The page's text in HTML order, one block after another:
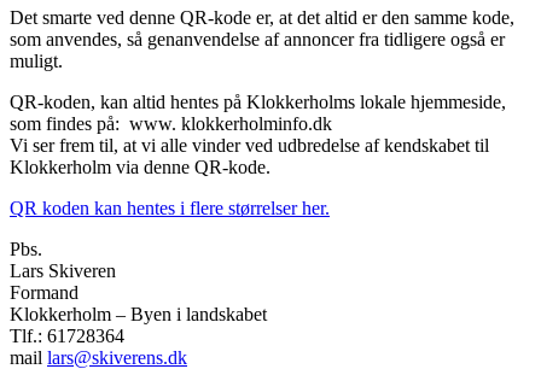
Det smarte ved denne QR-kode er, at det altid er den samme kode,
som anvendes, så genanvendelse af annoncer fra tidligere også er
muligt.
QR-koden, kan altid hentes på Klokkerholms lokale hjemmeside,
som findes på: www. klokkerholminfo.dk
Vi ser frem til, at vi alle vinder ved udbredelse af kendskabet til
Klokkerholm via denne QR-kode.
QR koden kan hentes i flere størrelser her.
Pbs.
Lars Skiveren
Formand
Klokkerholm – Byen i landskabet
Tlf.: 61728364
mail lars@skiverens.dk